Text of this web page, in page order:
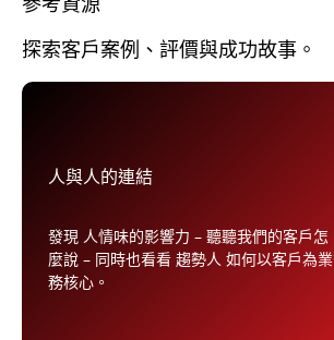
探索客戶案例、評價與成功故事。
人與人的連結
發現 人情味的影響力 – 聽聽我們的客戶怎
麼說 – 同時也看看 趨勢人 如何以客戶為業
務核心。